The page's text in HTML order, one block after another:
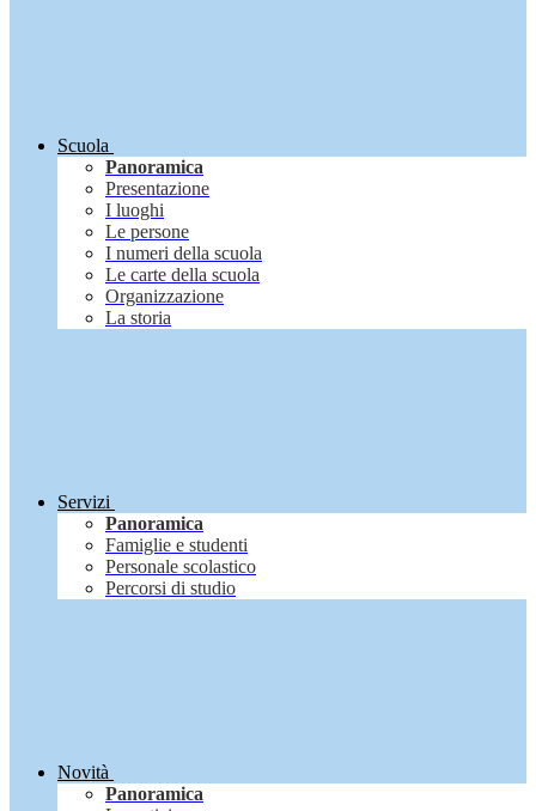
Scuola
Panoramica
Presentazione
I luoghi
Le persone
I numeri della scuola
Le carte della scuola
Organizzazione
La storia
Servizi
Panoramica
Famiglie e studenti
Personale scolastico
Percorsi di studio
Novità
Panoramica